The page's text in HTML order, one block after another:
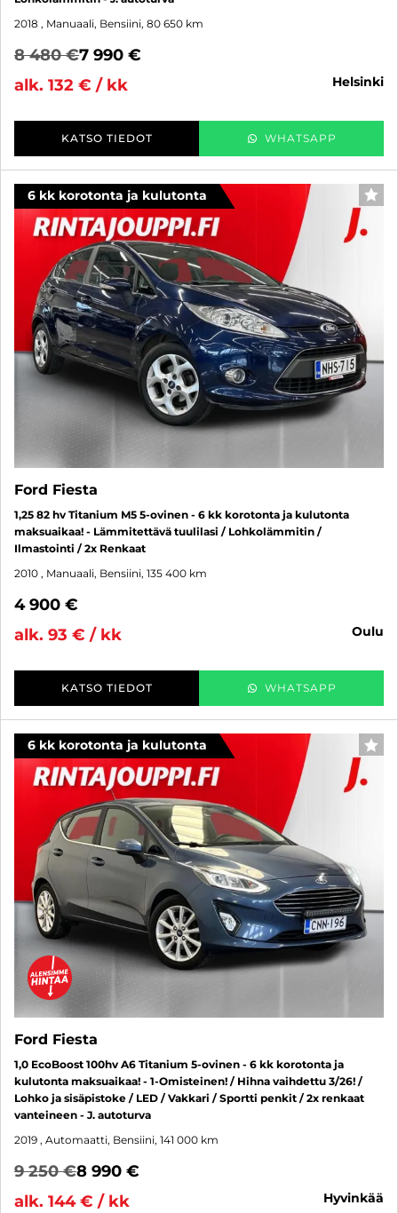
2018 , Manuaali, Bensiini, 80 650 km
8 480 €7 990 €
alk. 132 € / kk
helsinki
KATSO TIEDOT WHATSAPP
6 kk korotonta ja kulutonta
Ford Fiesta
1,25 82 hv Titanium M5 5-ovinen - 6 kk korotonta ja kulutonta
maksuaikaa! - Lämmitettävä tuulilasi / Lohkolämmitin /
Ilmastointi / 2x Renkaat
2010 , Manuaali, Bensiini, 135 400 km
4 900 €
alk. 93 € / kk
oulu
KATSO TIEDOT WHATSAPP
6 kk korotonta ja kulutonta
Ford Fiesta
1,0 EcoBoost 100hv A6 Titanium 5-ovinen - 6 kk korotonta ja
kulutonta maksuaikaa! - 1-Omisteinen! / Hihna vaihdettu 3/26! /
Lohko ja sisäpistoke / LED / Vakkari / Sportti penkit / 2x renkaat
vanteineen - J. autoturva
2019 , Automaatti, Bensiini, 141 000 km
9 250 €8 990 €
alk. 144 € / kk
hyvinkää